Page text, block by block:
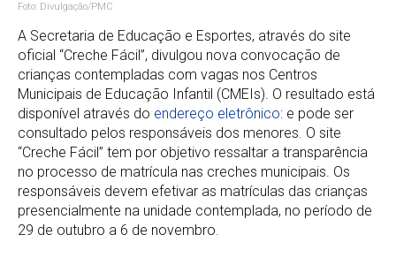
Foto: Divulgação/PMC
A Secretaria de Educação e Esportes, através do site
oficial “Creche Fácil”, divulgou nova convocação de
crianças contempladas com vagas nos Centros
Municipais de Educação Infantil (CMEIs). O resultado está
disponível através do endereço eletrônico: e pode ser
consultado pelos responsáveis dos menores. O site
“Creche Fácil” tem por objetivo ressaltar a transparência
no processo de matrícula nas creches municipais. Os
responsáveis devem efetivar as matrículas das crianças
presencialmente na unidade contemplada, no período de
29 de outubro a 6 de novembro.